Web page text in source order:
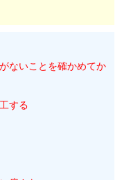
ないことを確かめてか
する